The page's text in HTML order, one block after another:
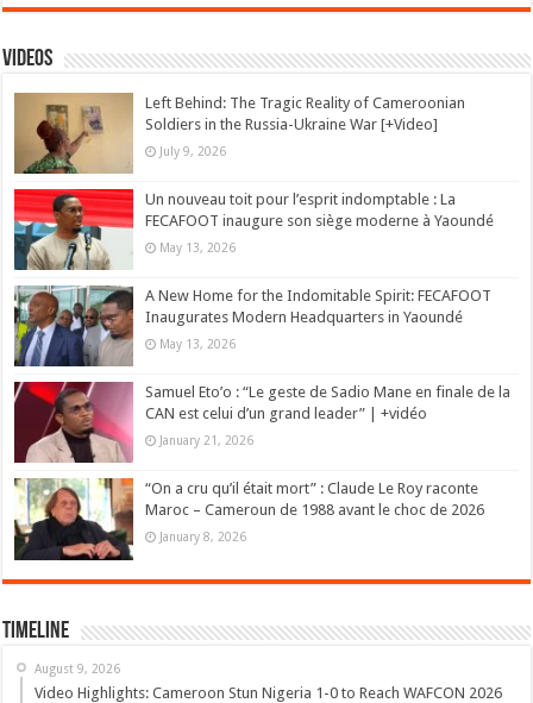
Videos
Left Behind: The Tragic Reality of Cameroonian
Soldiers in the Russia-Ukraine War [+Video]
July 9, 2026
Un nouveau toit pour l’esprit indomptable : La
FECAFOOT inaugure son siège moderne à Yaoundé
May 13, 2026
A New Home for the Indomitable Spirit: FECAFOOT
Inaugurates Modern Headquarters in Yaoundé
May 13, 2026
Samuel Eto’o : “Le geste de Sadio Mane en finale de la
CAN est celui d’un grand leader” | +vidéo
January 21, 2026
“On a cru qu’il était mort” : Claude Le Roy raconte
Maroc – Cameroun de 1988 avant le choc de 2026
January 8, 2026
Timeline
August 9, 2026
Video Highlights: Cameroon Stun Nigeria 1-0 to Reach WAFCON 2026